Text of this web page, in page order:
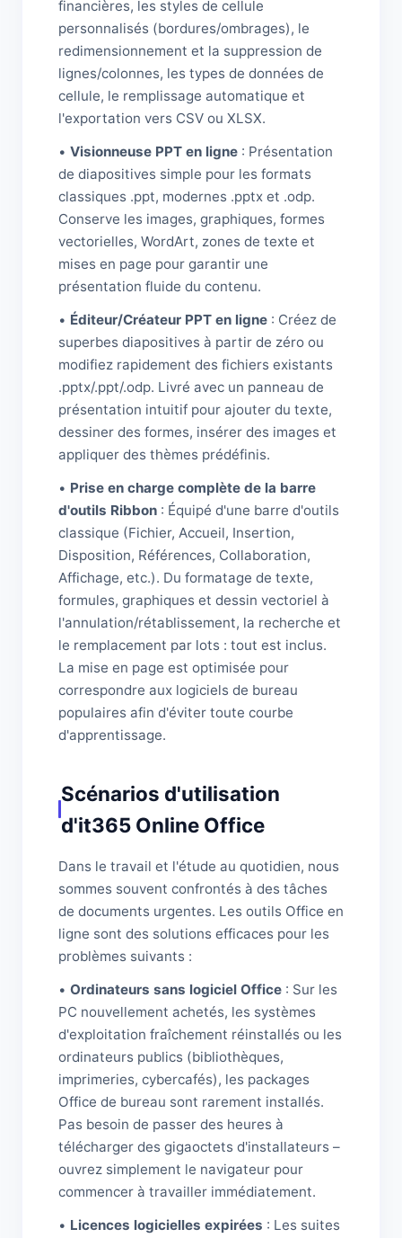
financières, les styles de cellule
personnalisés (bordures/ombrages), le
redimensionnement et la suppression de
lignes/colonnes, les types de données de
cellule, le remplissage automatique et
l'exportation vers CSV ou XLSX.
• Visionneuse PPT en ligne : Présentation
de diapositives simple pour les formats
classiques .ppt, modernes .pptx et .odp.
Conserve les images, graphiques, formes
vectorielles, WordArt, zones de texte et
mises en page pour garantir une
présentation fluide du contenu.
• Éditeur/Créateur PPT en ligne : Créez de
superbes diapositives à partir de zéro ou
modifiez rapidement des fichiers existants
.pptx/.ppt/.odp. Livré avec un panneau de
présentation intuitif pour ajouter du texte,
dessiner des formes, insérer des images et
appliquer des thèmes prédéfinis.
• Prise en charge complète de la barre
d'outils Ribbon : Équipé d'une barre d'outils
classique (Fichier, Accueil, Insertion,
Disposition, Références, Collaboration,
Affichage, etc.). Du formatage de texte,
formules, graphiques et dessin vectoriel à
l'annulation/rétablissement, la recherche et
le remplacement par lots : tout est inclus.
La mise en page est optimisée pour
correspondre aux logiciels de bureau
populaires afin d'éviter toute courbe
d'apprentissage.
Scénarios d'utilisation
d'it365 Online Office
Dans le travail et l'étude au quotidien, nous
sommes souvent confrontés à des tâches
de documents urgentes. Les outils Office en
ligne sont des solutions efficaces pour les
problèmes suivants :
• Ordinateurs sans logiciel Office : Sur les
PC nouvellement achetés, les systèmes
d'exploitation fraîchement réinstallés ou les
ordinateurs publics (bibliothèques,
imprimeries, cybercafés), les packages
Office de bureau sont rarement installés.
Pas besoin de passer des heures à
télécharger des gigaoctets d'installateurs –
ouvrez simplement le navigateur pour
commencer à travailler immédiatement.
• Licences logicielles expirées : Les suites